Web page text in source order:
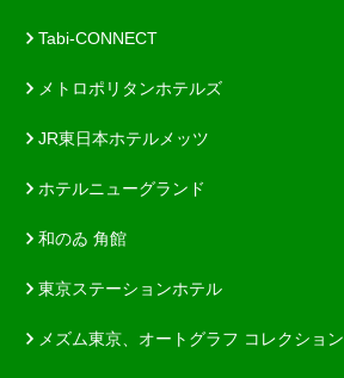
Tabi-CONNECT
メトロポリタンホテルズ
JR東日本ホテルメッツ
ホテルニューグランド
和のゐ 角館
東京ステーションホテル
メズム東京、オートグラフ コレクション